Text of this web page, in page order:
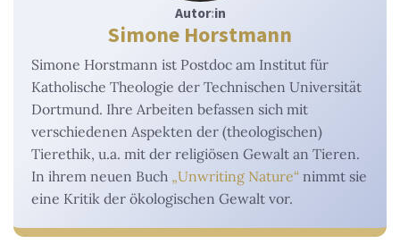
Autor:in
Simone Horstmann
Simone Horstmann ist Postdoc am Institut für
Katholische Theologie der Technischen Universität
Dortmund. Ihre Arbeiten befassen sich mit
verschiedenen Aspekten der (theologischen)
Tierethik, u.a. mit der religiösen Gewalt an Tieren.
In ihrem neuen Buch „Unwriting Nature“ nimmt sie
eine Kritik der ökologischen Gewalt vor.